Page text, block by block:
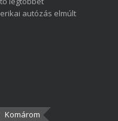
autózás elmúlt
Komárom